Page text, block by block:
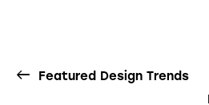
Featured Design Trends